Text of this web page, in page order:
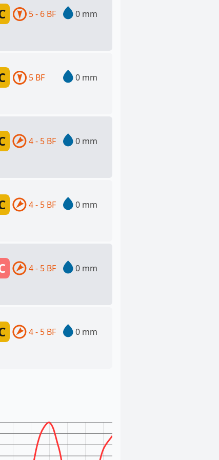
5 - 6 BF 0 mm
5 BF 0 mm
4 - 5 BF 0 mm
4 - 5 BF 0 mm
4 - 5 BF 0 mm
4 - 5 BF 0 mm